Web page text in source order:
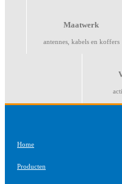
Maatwerk
antennes, kabels en koffers
Home
Producten